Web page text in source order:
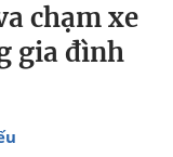
chạm xe
gia đình